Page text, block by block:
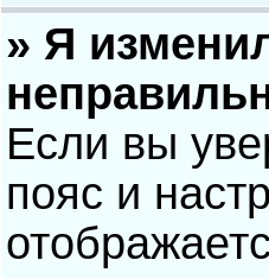
» Я
Если вы
пояс и